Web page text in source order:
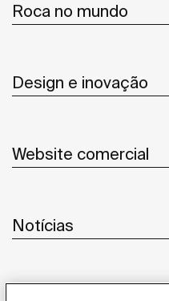
Roca no mundo
Design e inovação
Website comercial
Notícias